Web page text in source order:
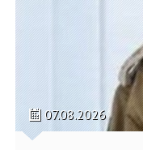
07.08.2026